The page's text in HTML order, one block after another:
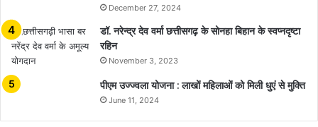
December 27, 2024
डॉ. नरेन्द्र देव वर्मा छत्तीसगढ़ के सोनहा बिहान के स्वप्नदृष्टा
रहिन
November 3, 2023
पीएम उज्ज्वला योजना : लाखों महिलाओं को मिली धुएं से मुक्ति
June 11, 2024